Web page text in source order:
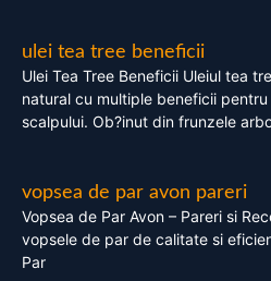
ulei tea tree beneficii
Ulei Tea Tree Beneficii Uleiul tea
natural cu multiple beneficii pentru
scalpului. Ob?inut din frunzele
vopsea de par avon pareri
Vopsea de Par Avon – Pareri si
vopsele de par de calitate si
Par